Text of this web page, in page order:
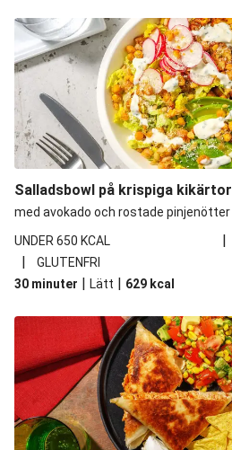
Salladsbowl på krispiga kikärtor
med avokado och rostade pinjenötter
UNDER 650 KCAL
|
|
GLUTENFRI
30 minuter | Lätt | 629 kcal